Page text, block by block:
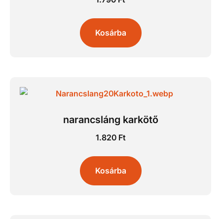
Kosárba
narancsláng karkötő
1.820 Ft
Kosárba